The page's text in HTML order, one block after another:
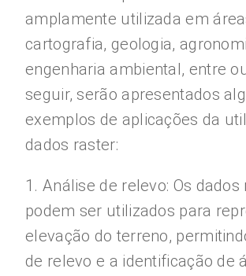
amplamente utilizada em
cartografia, geologia,
engenharia ambiental, entre
seguir, serão apresentados
exemplos de aplicações da
dados raster:
1. Análise de relevo: Os dados
podem ser utilizados para
elevação do terreno,
de relevo e a identificação de